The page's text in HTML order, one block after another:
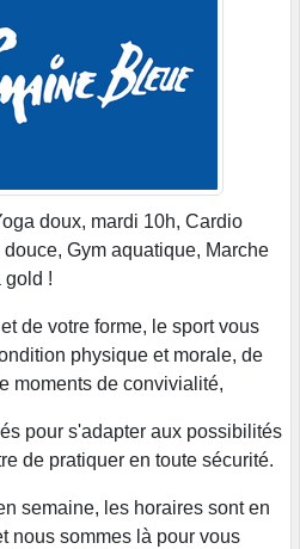
doux, mardi 10h, Cardio
Gym aquatique, Marche
gold !
de votre forme, le sport vous
physique et morale, de
moments de convivialité,
pour s'adapter aux possibilités
de pratiquer en toute sécurité.
semaine, les horaires sont en
nous sommes là pour vous